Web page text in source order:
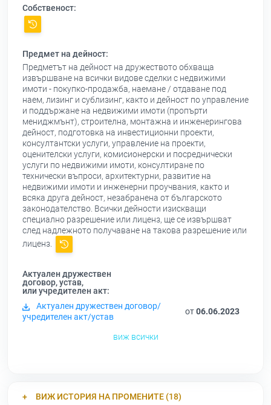
Собственост:
Предмет на дейност:
Предметът на дейност на дружеството обхваща
извършване на всички видове сделки с недвижими
имоти - покупко-продажба, наемане / отдаване под
наем, лизинг и сублизинг, както и дейност по управление
и поддържане на недвижими имоти (пропърти
мениджмънт), строителна, монтажна и инженерингова
дейност, подготовка на инвестиционни проекти,
консултантски услуги, управление на проекти,
оценителски услуги, комисионерски и посреднически
услуги по недвижими имоти, консултиране по
технически въпроси, архитектурни, развитие на
недвижими имоти и инженерни проучвания, както и
всяка друга дейност, незабранена от българското
законодателство. Всички дейности изискващи
специално разрешение или лиценз, ще се извършват
след надлежното получаване на такова разрешение или
лиценз.
Актуален дружествен
договор, устав,
или учредителен акт:
Актуален дружествен договор/
учредителен акт/устав
от06.06.2023
виж всички
ВИЖ ИСТОРИЯ НА ПРОМЕНИТЕ (18)